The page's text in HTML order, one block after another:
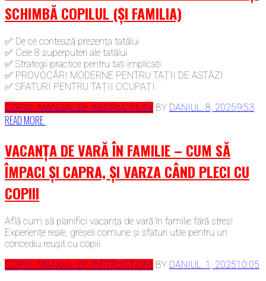
SCHIMBĂ COPILUL (ȘI FAMILIA)
✅ De ce contează prezența tatălui
✅ Cele 8 superputeri ale tatălui
✅ Strategii practice pentru tați implicați
✅ PROVOCĂRI MODERNE PENTRU TAȚII DE ASTĂZI
✅ SFATURI PENTRU TAȚII OCUPAȚI
COPIII- MANUAL DE INSTRUCTIUNI BY DANIUL. 8, 20259:53
READ MORE
VACANȚA DE VARĂ ÎN FAMILIE – CUM SĂ
ÎMPACI ȘI CAPRA, ȘI VARZA CÂND PLECI CU
COPIII
Află cum să planifici vacanța de vară în familie fără stres!
Experiențe reale, greșeli comune și sfaturi utile pentru un
concediu reușit cu copiii.
COPIII- MANUAL DE INSTRUCTIUNI BY DANIUL. 1, 202510:05